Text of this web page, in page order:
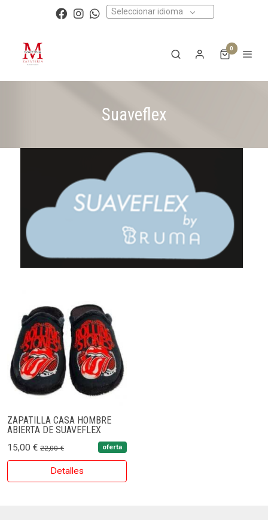
Seleccionar idioma
0
Suaveflex
ZAPATILLA CASA HOMBRE
ABIERTA DE SUAVEFLEX
15,00 € 22,00 € oferta
Detalles